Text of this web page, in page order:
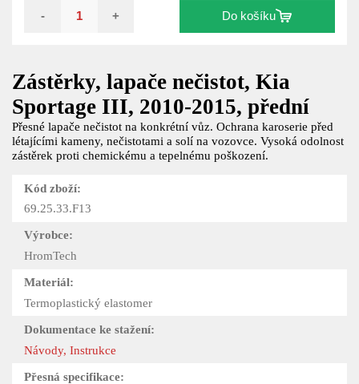
Zástěrky, lapače nečistot, Kia
Sportage III, 2010-2015, přední
Přesné lapače nečistot na konkrétní vůz. Ochrana karoserie před
létajícími kameny, nečistotami a solí na vozovce. Vysoká odolnost
zástěrek proti chemickému a tepelnému poškození.
Kód zboží:
69.25.33.F13
Výrobce:
HromTech
Materiál:
Termoplastický elastomer
Dokumentace ke stažení:
Návody, Instrukce
Přesná specifikace:
- + Do košíku